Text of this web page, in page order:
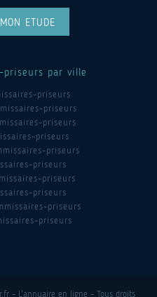
ETUDE
priseurs par ville
priseurs
priseurs
priseurs
priseurs
priseurs
priseurs
priseurs
priseurs
priseurs
priseurs
- L'annuaire en ligne - Tous droits